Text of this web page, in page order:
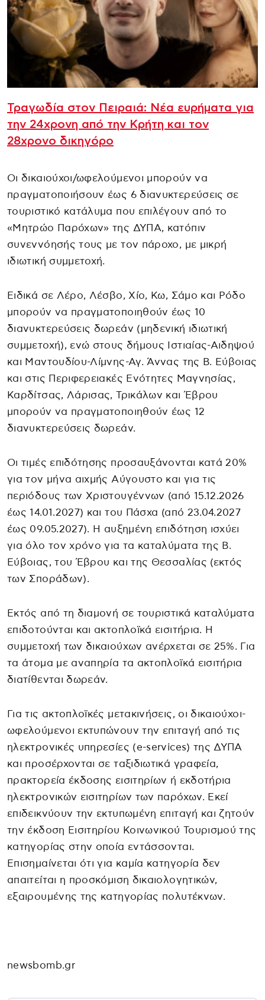
Τραγωδία στον Πειραιά: Νέα ευρήματα για
την 24χρονη από την Κρήτη και τον
28χρονο δικηγόρο
Οι δικαιούχοι/ωφελούμενοι μπορούν να
πραγματοποιήσουν έως 6 διανυκτερεύσεις σε
τουριστικό κατάλυμα που επιλέγουν από το
«Μητρώο Παρόχων» της ΔΥΠΑ, κατόπιν
συνεννόησής τους με τον πάροχο, με μικρή
ιδιωτική συμμετοχή.
Ειδικά σε Λέρο, Λέσβο, Χίο, Κω, Σάμο και Ρόδο
μπορούν να πραγματοποιηθούν έως 10
διανυκτερεύσεις δωρεάν (μηδενική ιδιωτική
συμμετοχή), ενώ στους δήμους Ιστιαίας-Αιδηψού
και Μαντουδίου-Λίμνης-Αγ. Άννας της Β. Εύβοιας
και στις Περιφερειακές Ενότητες Μαγνησίας,
Καρδίτσας, Λάρισας, Τρικάλων και Έβρου
μπορούν να πραγματοποιηθούν έως 12
διανυκτερεύσεις δωρεάν.
Οι τιμές επιδότησης προσαυξάνονται κατά 20%
για τον μήνα αιχμής Αύγουστο και για τις
περιόδους των Χριστουγέννων (από 15.12.2026
έως 14.01.2027) και του Πάσχα (από 23.04.2027
έως 09.05.2027). Η αυξημένη επιδότηση ισχύει
για όλο τον χρόνο για τα καταλύματα της Β.
Εύβοιας, του Έβρου και της Θεσσαλίας (εκτός
των Σποράδων).
Εκτός από τη διαμονή σε τουριστικά καταλύματα
επιδοτούνται και ακτοπλοϊκά εισιτήρια. Η
συμμετοχή των δικαιούχων ανέρχεται σε 25%. Για
τα άτομα με αναπηρία τα ακτοπλοϊκά εισιτήρια
διατίθενται δωρεάν.
Για τις ακτοπλοϊκές μετακινήσεις, οι δικαιούχοι-
ωφελούμενοι εκτυπώνουν την επιταγή από τις
ηλεκτρονικές υπηρεσίες (e-services) της ΔΥΠΑ
και προσέρχονται σε ταξιδιωτικά γραφεία,
πρακτορεία έκδοσης εισιτηρίων ή εκδοτήρια
ηλεκτρονικών εισιτηρίων των παρόχων. Εκεί
επιδεικνύουν την εκτυπωμένη επιταγή και ζητούν
την έκδοση Εισιτηρίου Κοινωνικού Τουρισμού της
κατηγορίας στην οποία εντάσσονται.
Επισημαίνεται ότι για καμία κατηγορία δεν
απαιτείται η προσκόμιση δικαιολογητικών,
εξαιρουμένης της κατηγορίας πολυτέκνων.
newsbomb.gr